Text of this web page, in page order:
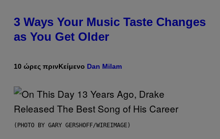
3 Ways Your Music Taste Changes
as You Get Older
10 ώρες πρινΚείμενο Dan Milam
(PHOTO BY GARY GERSHOFF/WIREIMAGE)